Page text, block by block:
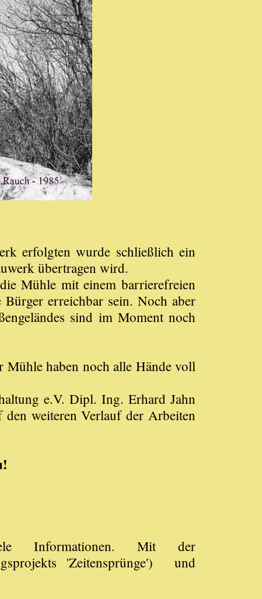
erfolgten wurde schließlich ein
übertragen wird.
Mühle mit einem barrierefreien
erreichbar sein. Noch aber
sind im Moment noch
haben noch alle Hände voll
e.V. Dipl. Ing. Erhard Jahn
weiteren Verlauf der Arbeiten
Informationen. Mit der
'Zeitensprünge') und